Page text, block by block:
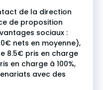
de la direction
de proposition
sociaux :
nets en moyenne),
8.5€ pris en charge
en charge à 100%,
avec des